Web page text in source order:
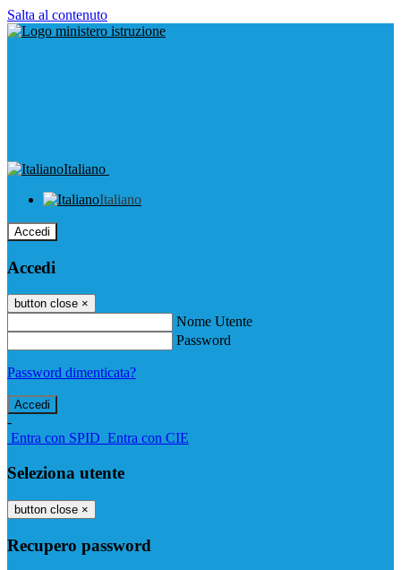
Salta al contenuto
Italiano
Italiano
Accedi
Accedi
button close ×
Nome Utente
Password
Password dimenticata?
-
Entra con SPID Entra con CIE
Seleziona utente
button close ×
Recupero password